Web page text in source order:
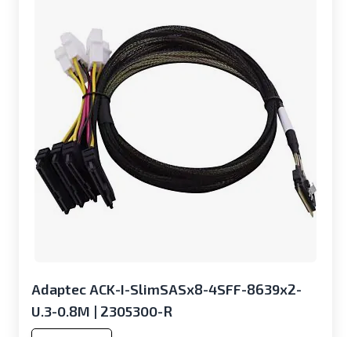
Adaptec ACK-I-SlimSASx8-4SFF-8639x2-
U.3-0.8M | 2305300-R